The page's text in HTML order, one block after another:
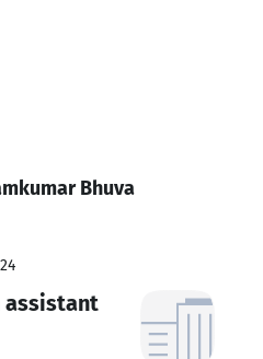
Bhuva
assistant